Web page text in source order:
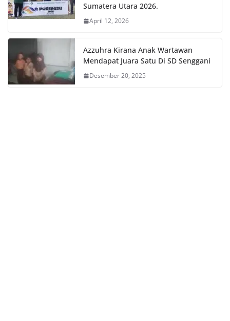
Sumatera Utara 2026.
April 12, 2026
Azzuhra Kirana Anak Wartawan
Mendapat Juara Satu Di SD Senggani
Desember 20, 2025